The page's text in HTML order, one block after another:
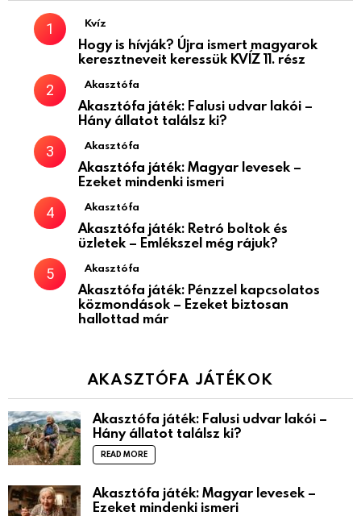
Kvíz
Hogy is hívják? Újra ismert magyarok
keresztneveit keressük KVÍZ 11. rész
Akasztófa
Akasztófa játék: Falusi udvar lakói –
Hány állatot találsz ki?
Akasztófa
Akasztófa játék: Magyar levesek –
Ezeket mindenki ismeri
Akasztófa
Akasztófa játék: Retró boltok és
üzletek – Emlékszel még rájuk?
Akasztófa
Akasztófa játék: Pénzzel kapcsolatos
közmondások – Ezeket biztosan
hallottad már
AKASZTÓFA JÁTÉKOK
Akasztófa játék: Falusi udvar lakói –
Hány állatot találsz ki?
READ MORE
Akasztófa játék: Magyar levesek –
Ezeket mindenki ismeri